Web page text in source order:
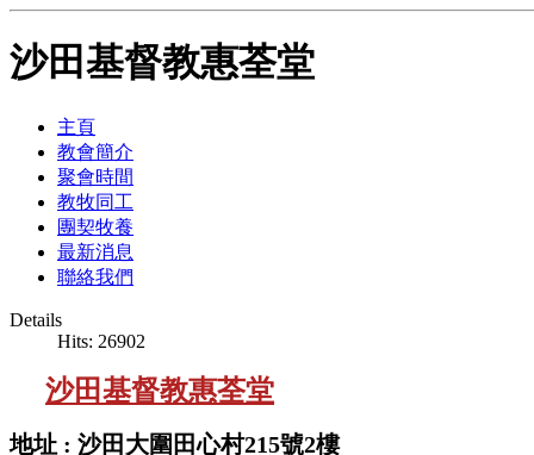
沙田基督教惠荃堂
主頁
教會簡介
聚會時間
教牧同工
團契牧養
最新消息
聯絡我們
Details
Hits: 26902
沙田基督教惠荃堂
地址 : 沙田大圍田心村215號2樓